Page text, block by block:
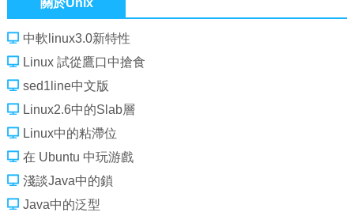
關於Unix
中軟linux3.0新特性
Linux 試從鷹口中搶食
sed1line中文版
Linux2.6中的Slab層
Linux中的粘滯位
在 Ubuntu 中玩游戲
淺談Java中的鎖
Java中的泛型